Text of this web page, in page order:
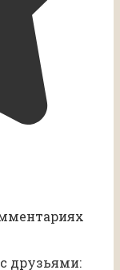
друзьями: